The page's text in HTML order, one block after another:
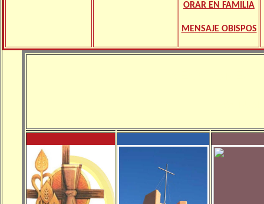
ORAR EN FAMILIA
MENSAJE OBISPOS